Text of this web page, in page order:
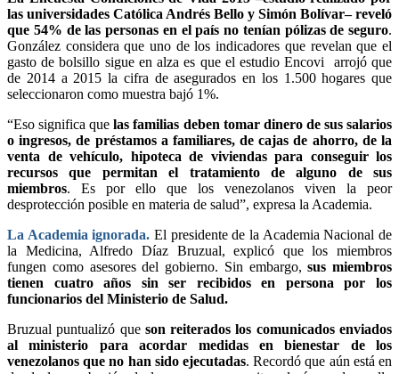
las universidades Católica Andrés Bello y Simón Bolívar– reveló
que 54% de las personas en el país no tenían pólizas de seguro.
González considera que uno de los indicadores que revelan que el
gasto de bolsillo sigue en alza es que el estudio Encovi arrojó que
de 2014 a 2015 la cifra de asegurados en los 1.500 hogares que
seleccionaron como muestra bajó 1%.
“Eso significa que las familias deben tomar dinero de sus salarios
o ingresos, de préstamos a familiares, de cajas de ahorro, de la
venta de vehículo, hipoteca de viviendas para conseguir los
recursos que permitan el tratamiento de alguno de sus
miembros. Es por ello que los venezolanos viven la peor
desprotección posible en materia de salud”, expresa la Academia.
La Academia ignorada. El presidente de la Academia Nacional de
la Medicina, Alfredo Díaz Bruzual, explicó que los miembros
fungen como asesores del gobierno. Sin embargo, sus miembros
tienen cuatro años sin ser recibidos en persona por los
funcionarios del Ministerio de Salud.
Bruzual puntualizó queson reiterados los comunicados enviados
al ministerio para acordar medidas en bienestar de los
venezolanos que no han sido ejecutadas. Recordó que aún está en